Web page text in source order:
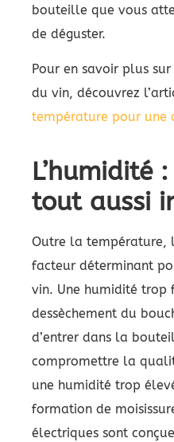
bouteille que vous
de déguster.
Pour en savoir plus
du vin, découvrez
température pour une
L’humidité
tout aussi
Outre la température,
facteur déterminant
vin. Une humidité trop
dessèchement du
d’entrer dans la
compromettre la
une humidité trop
formation de
électriques sont